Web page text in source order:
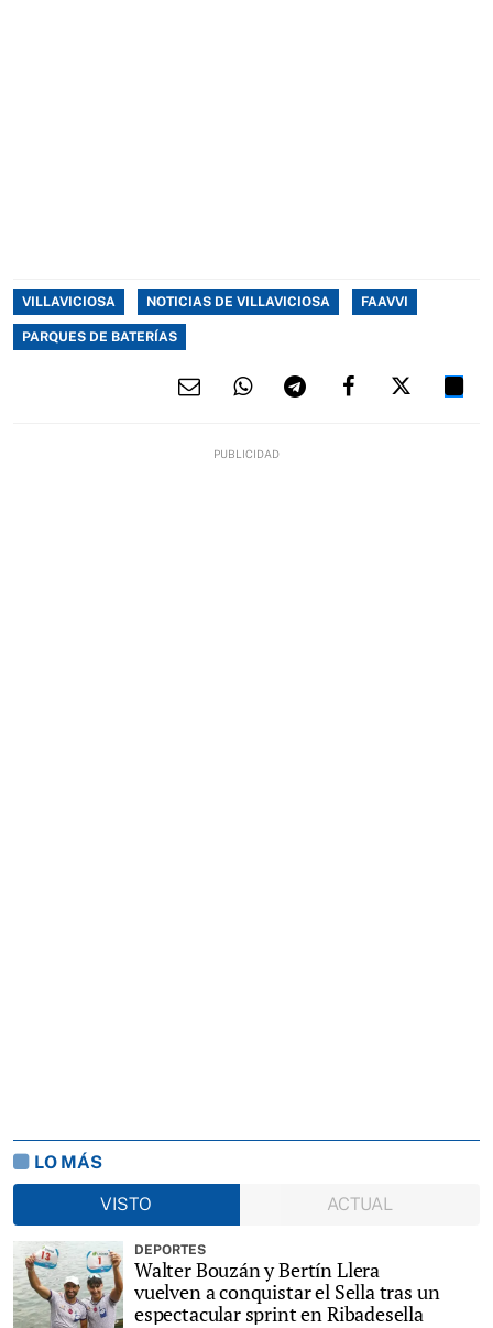
VILLAVICIOSA NOTICIAS DE VILLAVICIOSA FAAVVI
PARQUES DE BATERÍAS
LO MÁS
VISTO
ACTUAL
DEPORTES
Walter Bouzán y Bertín Llera
vuelven a conquistar el Sella tras un
espectacular sprint en Ribadesella